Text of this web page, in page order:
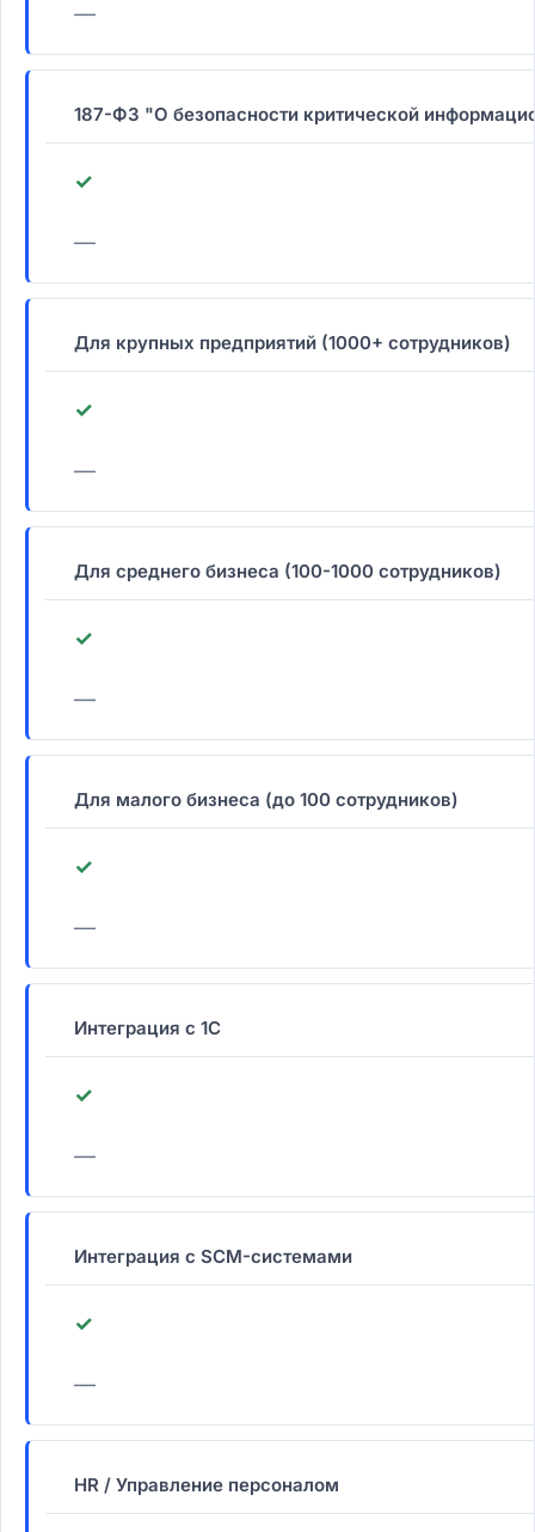
—
187-ФЗ "О безопасности критической
✓
—
Для крупных предприятий (1000+ сотрудников)
✓
—
Для среднего бизнеса (100-1000 сотрудников)
✓
—
Для малого бизнеса (до 100 сотрудников)
✓
—
Интеграция с 1С
✓
—
Интеграция с SCM-системами
✓
—
HR / Управление персоналом